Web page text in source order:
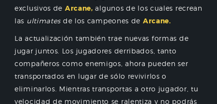
exclusivos de Arcane, algunos de los cuales recrean
las ultimates de los campeones de Arcane.
La actualización también trae nuevas formas de
jugar juntos. Los jugadores derribados, tanto
compañeros como enemigos, ahora pueden ser
transportados en lugar de sólo revivirlos o
eliminarlos. Mientras transportas a otro jugador, tu
velocidad de movimiento se ralentiza y no podrás